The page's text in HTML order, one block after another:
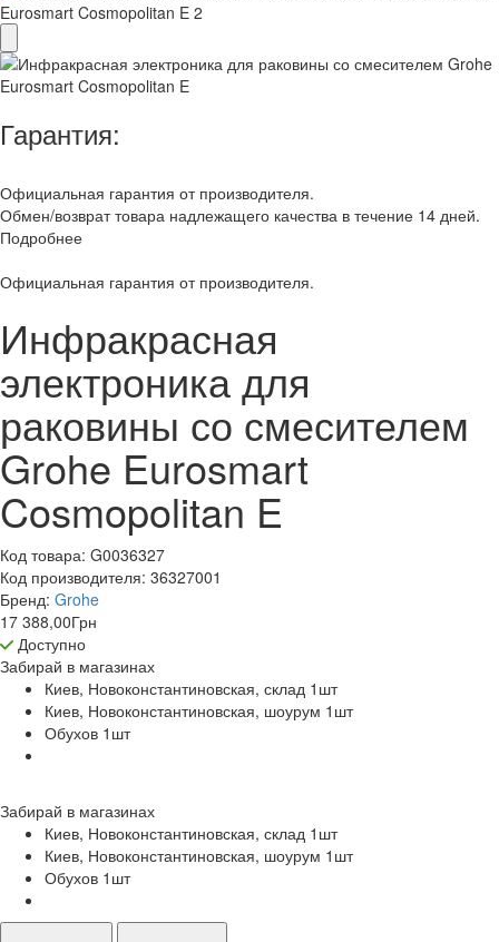
Гарантия:
Официальная гарантия от производителя.
Обмен/возврат товара надлежащего качества в течение 14 дней.
Подробнее
Официальная гарантия от производителя.
Инфракрасная
электроника для
раковины со смесителем
Grohe Eurosmart
Cosmopolitan E
Код товара: G0036327
Код производителя: 36327001
Бренд: Grohe
17 388,00Грн
Доступно
Забирай в магазинах
Киев, Новоконстантиновская, склад 1 шт
Киев, Новоконстантиновская, шоурум 1 шт
Обухов 1 шт
Забирай в магазинах
Киев, Новоконстантиновская, склад 1 шт
Киев, Новоконстантиновская, шоурум 1 шт
Обухов 1 шт